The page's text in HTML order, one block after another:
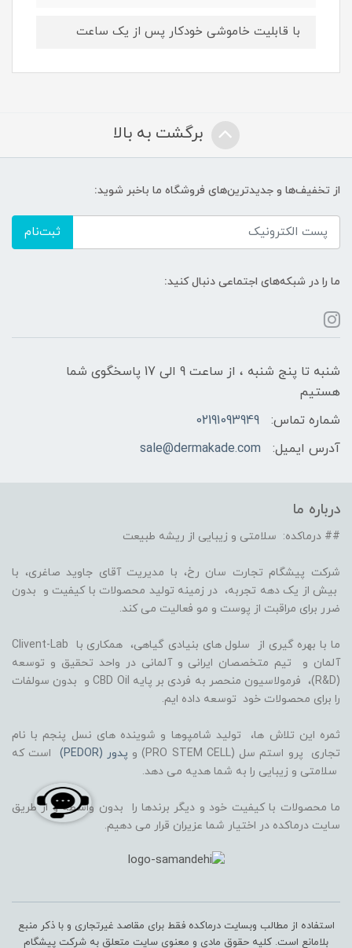
با قابلیت خاموشی خودکار پس از یک ساعت
برگشت به بالا
از تخفیف‌ها و جدیدترین‌های فروشگاه ما باخبر شوید:
ثبت‌نام
ما را در شبکه‌های اجتماعی دنبال کنید:
شنبه تا پنج شنبه ، از ساعت 9 الی 17 پاسخگوی شما
هستیم
شماره تماس:
02191093949
آدرس ایمیل:
sale@dermakade.com
درباره ما
## درماکده: سلامتی و زیبایی از ریشه طبیعت
شرکت پیشگام تجارت سان رخ، با مدیریت آقای جاوید صاغری، با
بیش از یک دهه تجربه، در زمینه تولید محصولات با کیفیت و بدون
ضرر برای مراقبت از پوست و مو فعالیت می کند.
ما با بهره گیری از سلول های بنیادی گیاهی، همکاری با Clivent-Lab
آلمان و تیم متخصصان ایرانی و آلمانی در واحد تحقیق و توسعه
(R&D)، فرمولاسیون منحصر به فردی بر پایه CBD Oil و بدون سولفات
را برای محصولات خود توسعه داده ایم.
ثمره این تلاش ها، تولید شامپوها و شوینده های نسل پنجم با نام
تجاری پرو استم سل (PRO STEM CELL) و
پدور (PEDOR)
است که
سلامتی و زیبایی را به شما هدیه می دهد.
ما محصولات با کیفیت خود و دیگر برندها را بدون واسطه و از طریق
سایت درماکده در اختیار شما عزیران قرار می دهیم.
استفاده از مطالب وبسایت درماکده فقط برای مقاصد غیرتجاری و با ذکر منبع
بلامانع است. کلیه حقوق مادی و معنوی سایت متعلق به شرکت پیشگام